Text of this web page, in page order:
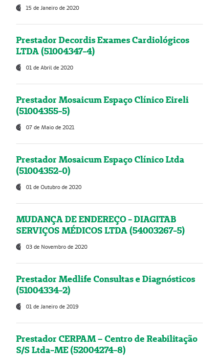
15 de Janeiro de 2020
Prestador Decordis Exames Cardiológicos
LTDA (51004347-4)
01 de Abril de 2020
Prestador Mosaicum Espaço Clínico Eireli
(51004355-5)
07 de Maio de 2021
Prestador Mosaicum Espaço Clínico Ltda
(51004352-0)
01 de Outubro de 2020
MUDANÇA DE ENDEREÇO - DIAGITAB
SERVIÇOS MÉDICOS LTDA (54003267-5)
03 de Novembro de 2020
Prestador Medlife Consultas e Diagnósticos
(51004334-2)
01 de Janeiro de 2019
Prestador CERPAM – Centro de Reabilitação
S/S Ltda-ME (52004274-8)